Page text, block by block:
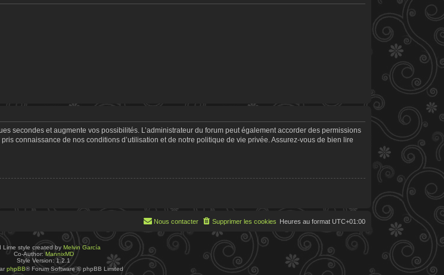
secondes et augmente vos possibilités. L’administrateur du forum peut également accorder des permissions
connaissance de nos conditions d’utilisation et de notre politique de vie privée. Assurez-vous de bien lire
Heures au format UTC+01:00
Supprimer les cookies
Nous contacter
Lime style created by Melvin García
Co-Author:MannixMD
Style Version: 1.2.1
phpBB® Forum Software © phpBB Limited